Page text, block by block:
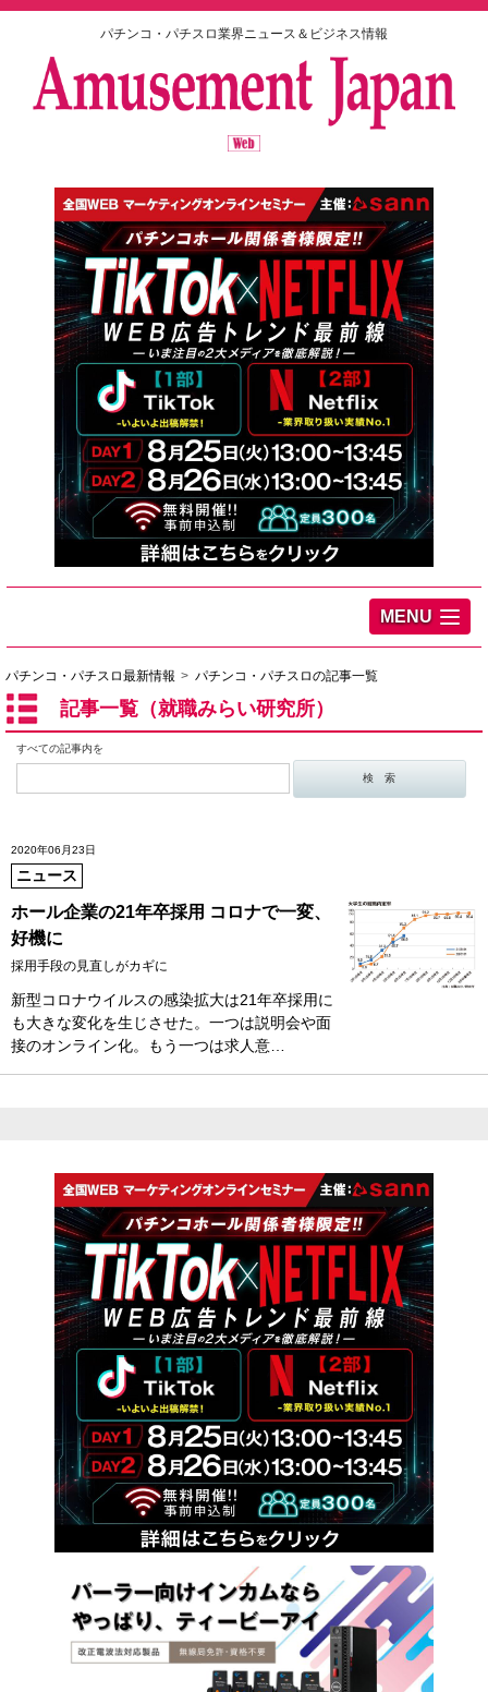
パチンコ・パチスロ業界ニュース＆ビジネス情報
MENU
パチンコ・パチスロ最新情報 パチンコ・パチスロの記事一覧
記事一覧（就職みらい研究所）
すべての記事内を
2020年06月23日
ニュース
ホール企業の21年卒採用 コロナで一変、
好機に
採用手段の見直しがカギに
新型コロナウイルスの感染拡大は21年卒採用に
も大きな変化を生じさせた。一つは説明会や面
接のオンライン化。もう一つは求人意…